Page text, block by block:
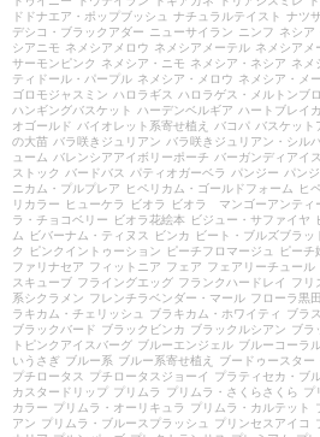
ドドナエア・ポップブッシュ
ナチュラルテイスト ナツ
デシコ・ブラックアダー
ニューサイラン ニンフ ネシア
シアニモ ネメシアメロウ ネメシアメーテル ネメシアメ
サーモンピンク
ネメシア・ニモ ネメシア・ネシア ネメ
ティドール・パープル ネメシア・メロウ ネメシア・メ
ゴロモジャスミン ハロラギス ハロラゲス・メルトンブ
ハンギングバスケット
ハーデンベルギア ハートブレイ
オゴールド バイオレット系寄せ植え バコパ バスケット
の大苗 バラ咲きジュリアン バラ咲きジュリアン・シル
ューム バレンシアアイボリーポーチ バーガンディアイ
ストック
バードバス パティオガーベラ パンジー パン
ニカム・プルプレア
ヒペリカム・ゴールドフォーム ヒ
リカラー
ヒューケラ ビオラ ビオラ マンゴーアンティ
ラ・チョコベリー
ビオラ花絵本 ビジュー・サファイヤ
ム
ビバーナム・ティヌス ビンカ ビート・ブルズブラッ
ク
ピンクイントゥーション ピーチフロマージュ ピーチ
ファリナセア フィットニア フェア フェアリーチュール
スキューブ フライングエッグ フランクハードレイ フリ
系シクラメン フレンチラベンダー・マール フローラ黒
ラキカム・チェリッシュ
ブラキカム・ホワイティ ブラ
ブラックバード ブラックビンカ ブラックルシアン ブラ
トピンクアイスバーグ ブルーエンジェル ブルーコーラ
いうさぎ ブルー系 ブルー系寄せ植え ブードゥースター
プチロータス
プチロータスジョーイ プラティセカ・ブ
カスタードリップ プリムラ プリムラ・さくらさくら プ
カラー プリムラ・オーリキュラ プリムラ・カルテット
アン プリムラ・ブルースプラッシュ プリンセスアイコ